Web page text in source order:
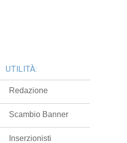
UTILITÀ:
Redazione
Scambio Banner
Inserzionisti